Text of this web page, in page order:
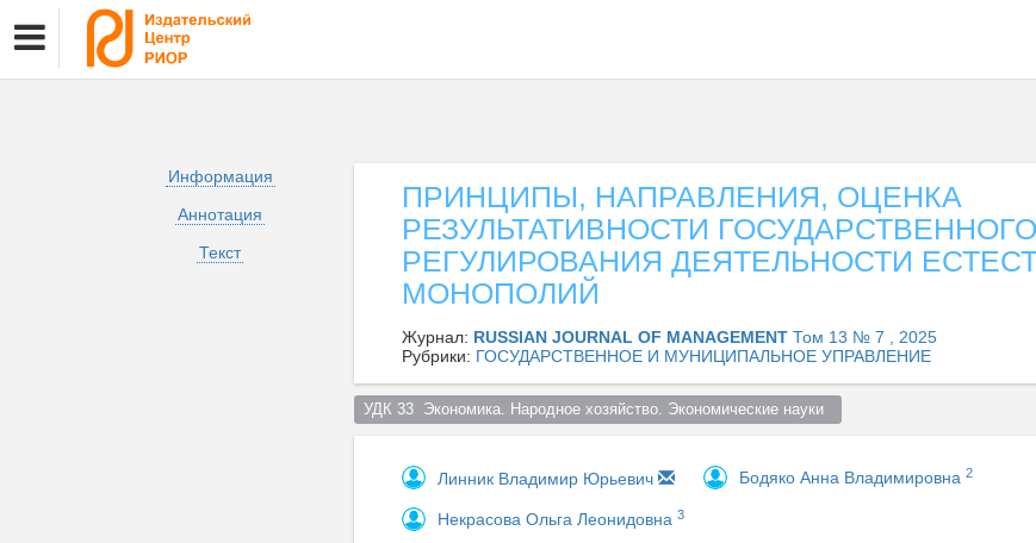
Информация
Аннотация
Текст
ПРИНЦИПЫ, НАПРАВЛЕНИЯ, ОЦЕНКА
РЕЗУЛЬТАТИВНОСТИ ГОСУДАРСТВЕННОГО
РЕГУЛИРОВАНИЯ ДЕЯТЕЛЬНОСТИ
МОНОПОЛИЙ
Журнал: RUSSIAN JOURNAL OF MANAGEMENT Том 13 № 7 , 2025
Рубрики: ГОСУДАРСТВЕННОЕ И МУНИЦИПАЛЬНОЕ УПРАВЛЕНИЕ
УДК 33  Экономика. Народное хозяйство. Экономические науки
Линник Владимир Юрьевич Бодяко Анна Владимировна 2
Некрасова Ольга Леонидовна 3